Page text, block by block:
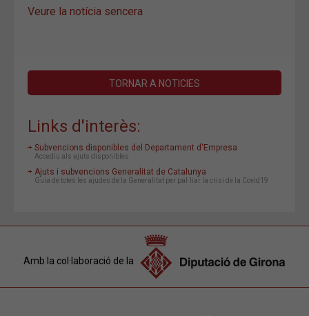
Veure la notícia sencera
TORNAR A NOTICIES
Links d'interès:
Subvencions disponibles del Departament d'Empresa
Accediu als ajuts disponibles
Ajuts i subvencions Generalitat de Catalunya
Guia de totes les ajudes de la Generalitat per pal·liar la crisi de la Covid19
Amb la col·laboració de la